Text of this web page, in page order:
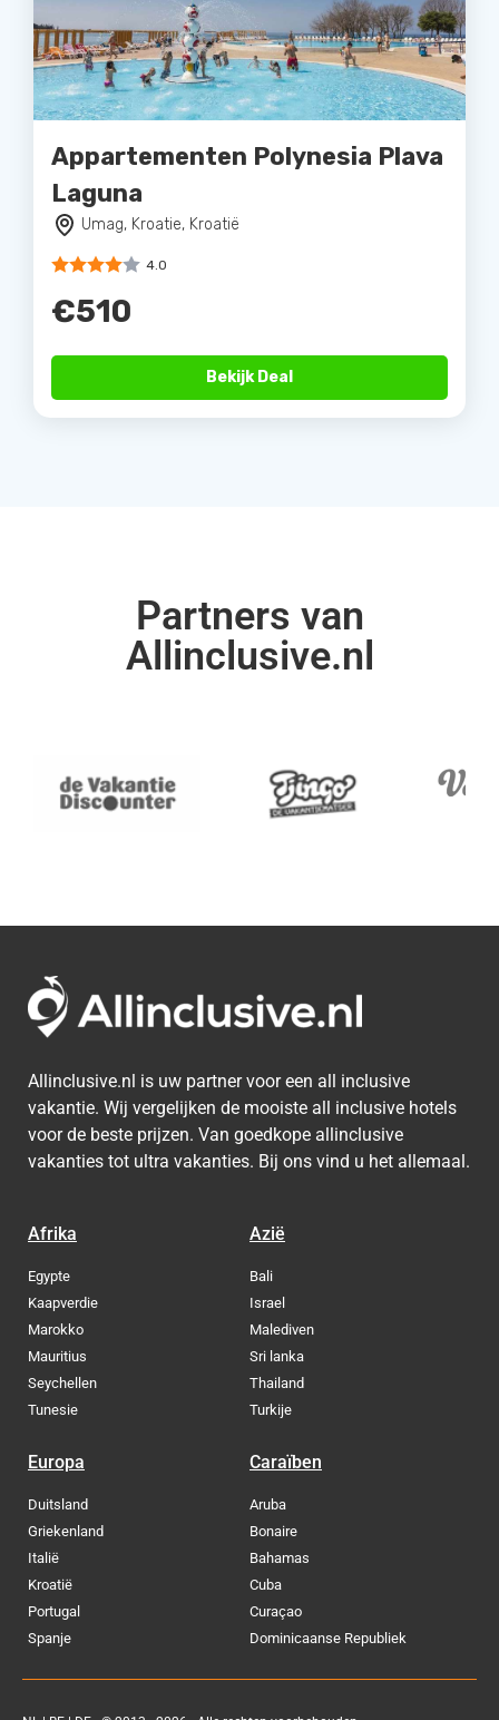
Appartementen Polynesia Plava
Laguna
Umag, Kroatie, Kroatië
4.0
€510
Bekijk Deal
Partners van
Allinclusive.nl
Allinclusive.nl is uw partner voor een all inclusive
vakantie. Wij vergelijken de mooiste all inclusive hotels
voor de beste prijzen. Van goedkope allinclusive
vakanties tot ultra vakanties. Bij ons vind u het allemaal.
Afrika
Egypte
Kaapverdie
Marokko
Mauritius
Seychellen
Tunesie
Azië
Bali
Israel
Malediven
Sri lanka
Thailand
Turkije
Europa
Duitsland
Griekenland
Italië
Kroatië
Portugal
Spanje
Caraïben
Aruba
Bonaire
Bahamas
Cuba
Curaçao
Dominicaanse Republiek